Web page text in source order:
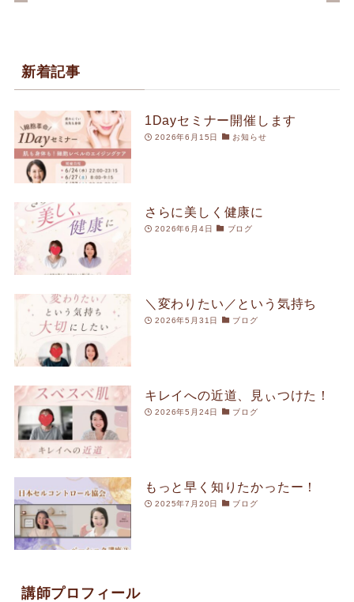
新着記事
1Dayセミナー開催します
2026年6月15日 お知らせ
さらに美しく健康に
2026年6月4日 ブログ
＼変わりたい／という気持ち
2026年5月31日 ブログ
キレイへの近道、見ぃつけた！
2026年5月24日 ブログ
もっと早く知りたかったー！
2025年7月20日 ブログ
講師プロフィール